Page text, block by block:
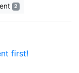
2
first!